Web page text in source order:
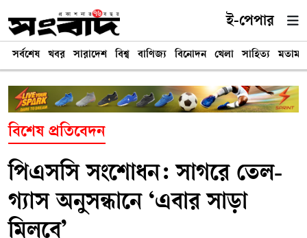
ই-পেপার
সর্বশেষ খবর সারাদেশ বিশ্ব বাণিজ্য বিনোদন খেলা সাহিত্য মতামত
বিশেষ প্রতিবেদন
পিএসসি সংশোধন: সাগরে তেল-
গ্যাস অনুসন্ধানে ‘এবার সাড়া
মিলবে’